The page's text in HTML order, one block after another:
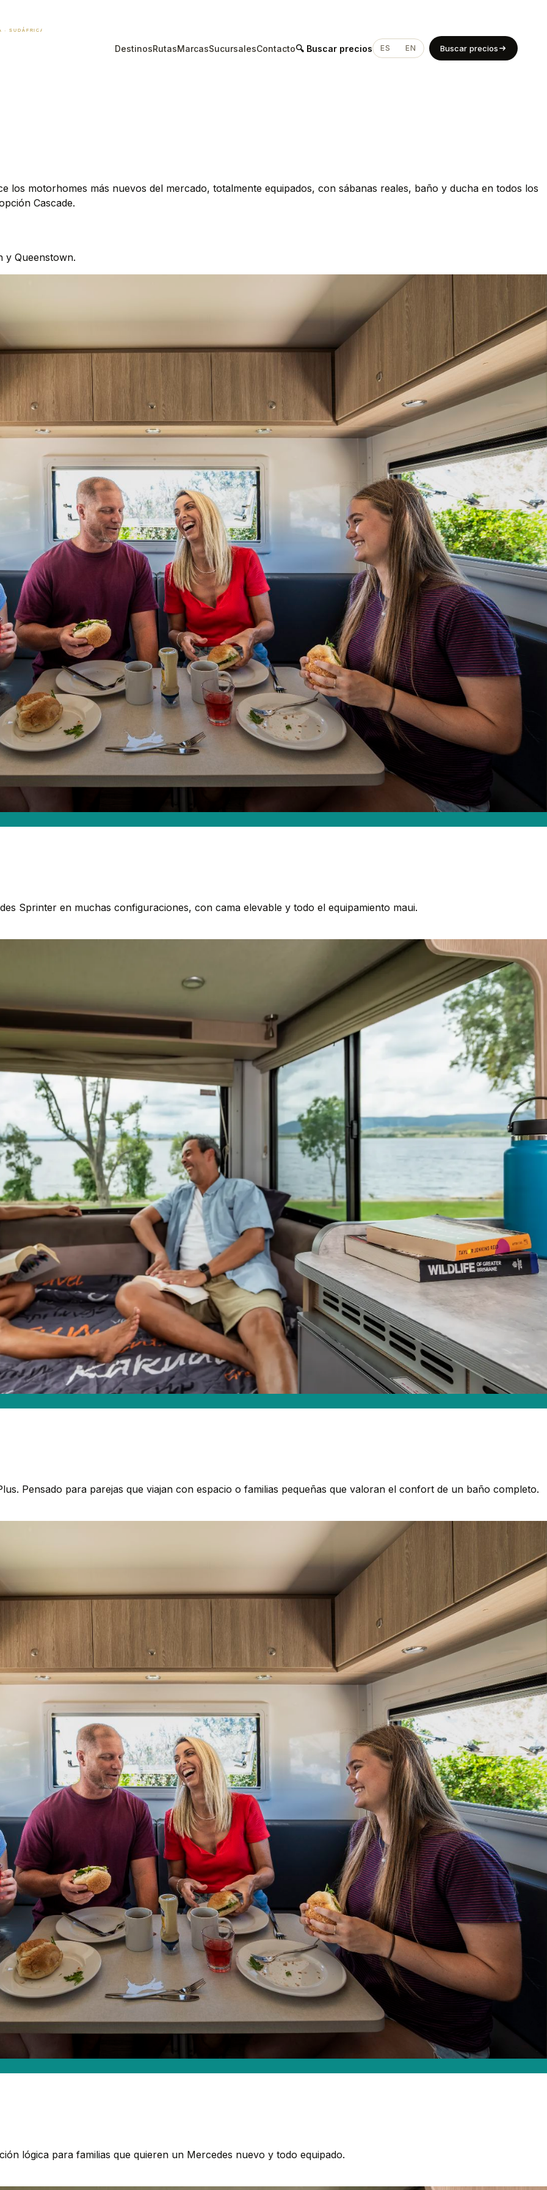
DestinosRutasMarcasSucursalesContacto🔍 Buscar precios ES EN Buscar precios
los motorhomes más nuevos del mercado, totalmente equipados, con sábanas reales, baño y ducha en todos los
Cascade.
y Queenstown.
Sprinter en muchas configuraciones, con cama elevable y todo el equipamiento maui.
Pensado para parejas que viajan con espacio o familias pequeñas que valoran el confort de un baño completo.
lógica para familias que quieren un Mercedes nuevo y todo equipado.